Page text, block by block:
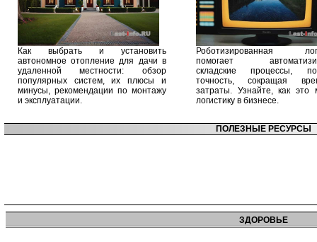
Как выбрать и установить
автономное отопление для дачи в
удаленной местности: обзор
популярных систем, их плюсы и
минусы, рекомендации по монтажу
и эксплуатации.
Роботизированная
помогает
складские процессы,
точность, сокращая
затраты. Узнайте, как это
логистику в бизнесе.
ПОЛЕЗНЫЕ РЕСУРСЫ
ЗДОРОВЬЕ